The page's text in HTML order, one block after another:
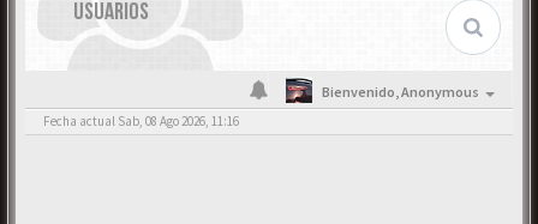
USUARIOS
Bienvenido,Anonymous
Fecha actual Sab, 08 Ago 2026, 11:16